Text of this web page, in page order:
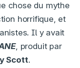
chose du mythe
horrifique, et
Il y avait
, produit par
Scott.